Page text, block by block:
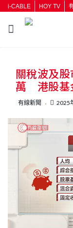
i-CABLE HOY TV
關稅波及
萬 港股基
有線新聞 2025